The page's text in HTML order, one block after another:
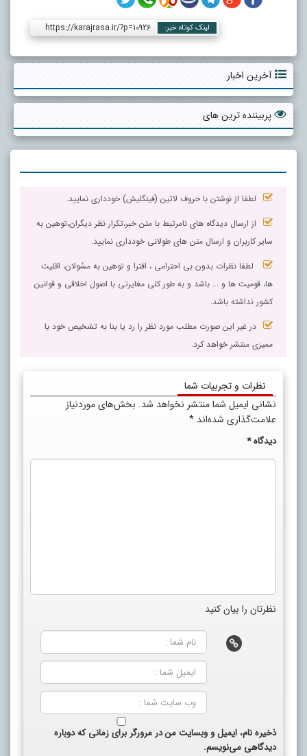
لینک کوتاه خبر: https://karajrasa.ir/?p=10926
آخرین اخبار
پربیننده ترین های
لطفا از نوشتن با حروف لاتین (فینگلیش) خودداری نمایید.
از ارسال دیدگاه های نامرتبط با متن خبر،تکرار نظر دیگران،توهین به
سایر کاربران و ارسال متن های طولانی خودداری نمایید.
لطفا نظرات بدون بی احترامی ، افترا و توهین به مسٔولان، اقلیت
ها، قومیت ها و ... باشد و به طور کلی مغایرتی با اصول اخلاقی و قوانین
کشور نداشته باشد.
در غیر این صورت مطلب مورد نظر را رد یا بنا به تشخیص خود با
ممیزی منتشر خواهد کرد.
نظرات و تجربیات شما
نشانی ایمیل شما منتشر نخواهد شد. بخش‌های موردنیاز
علامت‌گذاری شده‌اند *
دیدگاه*
نظرتان را بیان کنید
ذخیره نام، ایمیل و وبسایت من در مرورگر برای زمانی که دوباره
دیدگاهی می‌نویسم.